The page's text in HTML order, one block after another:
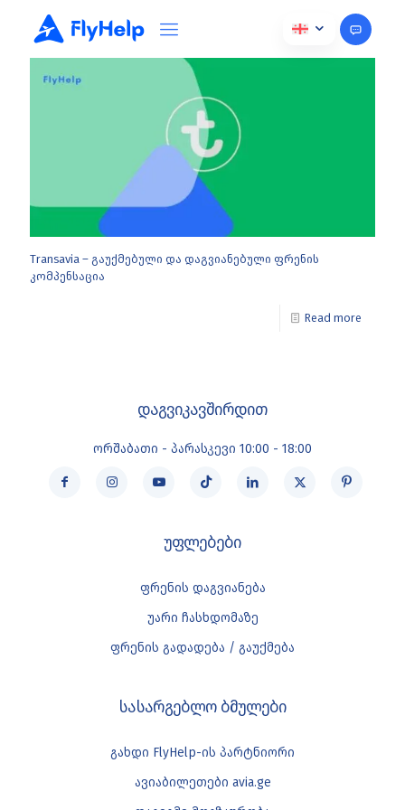
ოქტომბერი 16, 2024
Transavia – გაუქმებული და დაგვიანებული ფრენის
კომპენსაცია
Read more
დაგვიკავშირდით
ორშაბათი - პარასკევი 10:00 - 18:00
უფლებები
ფრენის დაგვიანება
უარი ჩასხდომაზე
ფრენის გადადება / გაუქმება
სასარგებლო ბმულები
გახდი FlyHelp-ის პარტნიორი
ავიაბილეთები avia.ge